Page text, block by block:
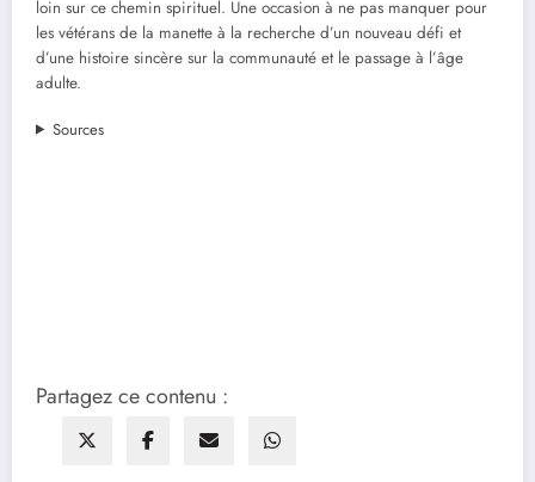
loin sur ce chemin spirituel. Une occasion à ne pas manquer pour
les vétérans de la manette à la recherche d’un nouveau défi et
d’une histoire sincère sur la communauté et le passage à l’âge
adulte.
Sources
Partagez ce contenu :